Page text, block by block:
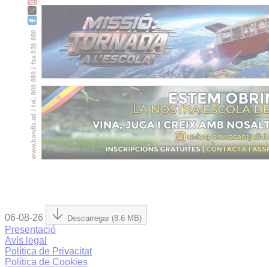
06-08-26 Descarregar (8.6 MB)
Presentació
Avís legal
Política de Privacitat
Política de Cookies